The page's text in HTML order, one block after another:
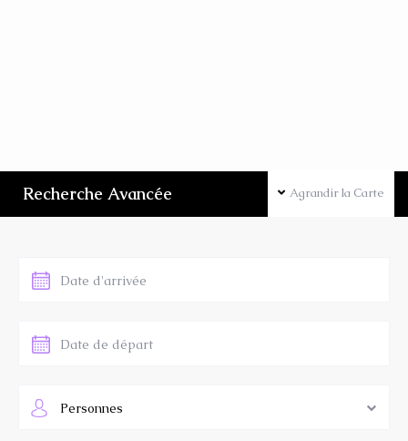
Agrandir la Carte
Recherche Avancée
Personnes